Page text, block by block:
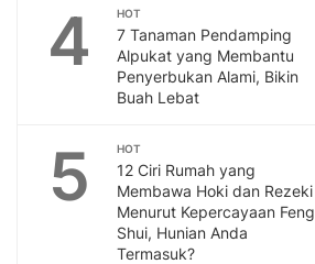
4 HOT
7 Tanaman Pendamping
Alpukat yang Membantu
Penyerbukan Alami, Bikin
Buah Lebat
5 HOT
12 Ciri Rumah yang
Membawa Hoki dan Rezeki
Menurut Kepercayaan Feng
Shui, Hunian Anda
Termasuk?